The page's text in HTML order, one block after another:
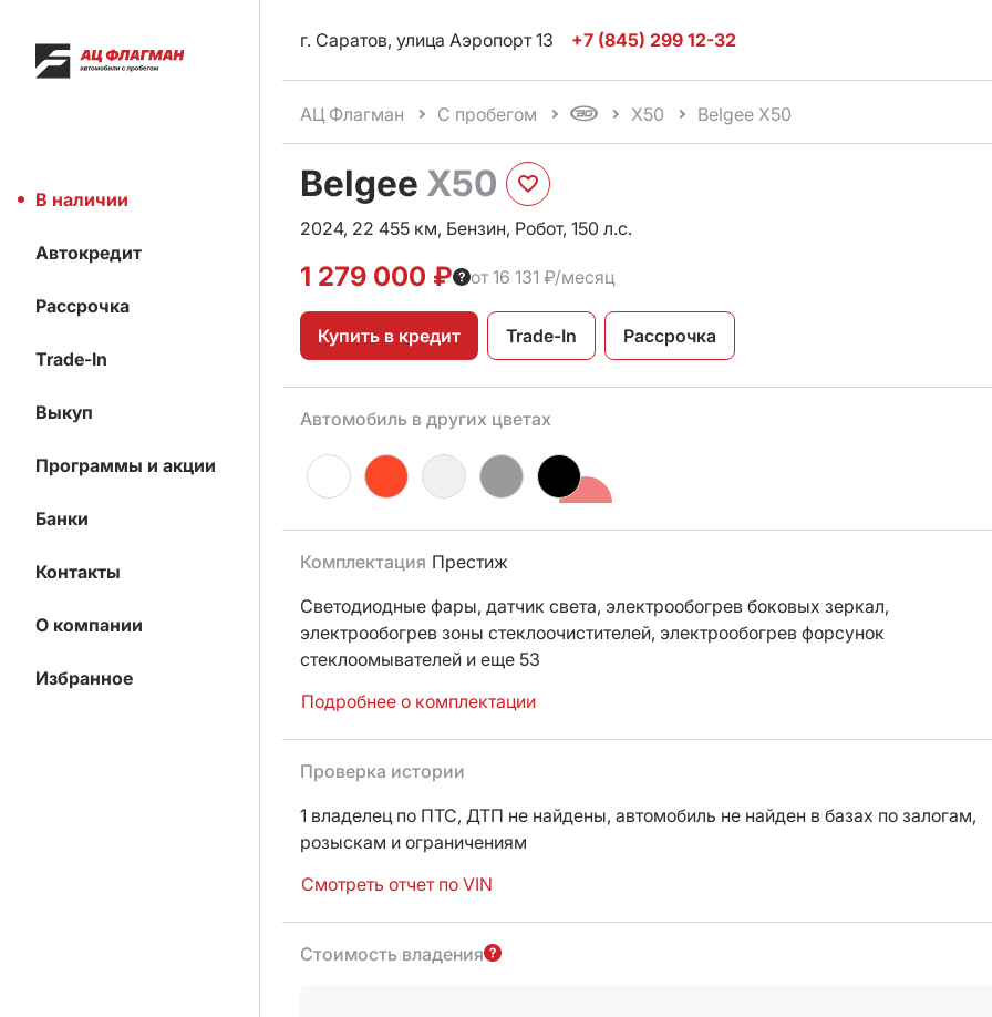
В наличии
Автокредит
Рассрочка
Trade-In
Выкуп
Программы и акции
Банки
Контакты
О компании
Избранное
г. Саратов, улица Аэропорт 13 +7 (845) 299 12-32
АЦ Флагман С пробегом X50 Belgee X50
Belgee X50
2024, 22 455 км, Бензин, Робот, 150 л.с.
1 279 000 ₽ от 16 131 ₽/месяц
Купить в кредит Trade-In Рассрочка
Автомобиль в других цветах
Комплектация Престиж
Светодиодные фары, датчик света, электрообогрев боковых зеркал,
электрообогрев зоны стеклоочистителей, электрообогрев форсунок
стеклоомывателей и еще 53
Подробнее о комплектации
Проверка истории
1 владелец по ПТС, ДТП не найдены, автомобиль не найден в базах по залогам,
розыскам и ограничениям
Смотреть отчет по VIN
Стоимость владения